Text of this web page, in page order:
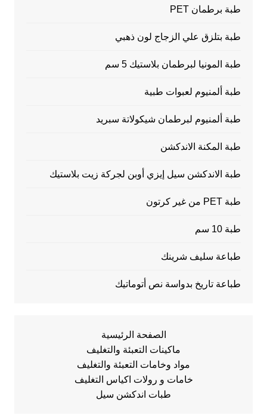
طبة برطمان PET
طبة بتلزق علي الزجاج لون ذهبي
طبة المونيا لبرطمان بلاستيك 5 سم
طبة ألمنيوم لعبوات طبية
طبة ألمنيوم لبرطمان شيكولاتة سبريد
طبة المكنة الاندكشن
طبة الاندكشن سيل إيزي أوبن لجركة زيت بلاستيك
طبة PET من غير كرتون
طبة 10 سم
طباعة سليف شرينك
طباعة تاريخ بدواسة نص أتوماتيك
الصفحة الرئيسية
ماكينات التعبئة والتغليف
مواد وخامات التعبئة والتغليف
خامات و رولات اكياس التغليف
طبات اندكشن سيل